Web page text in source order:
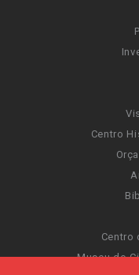
Centro
Centro
Museu do